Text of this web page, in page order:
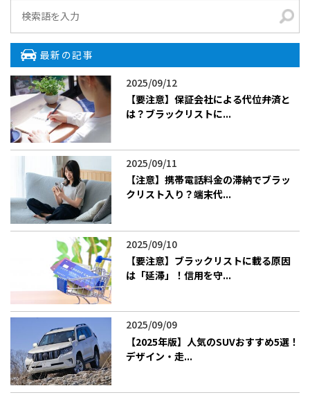
最新の記事
2025/09/12
【要注意】保証会社による代位弁済と
は？ブラックリストに...
2025/09/11
【注意】携帯電話料金の滞納でブラッ
クリスト入り？端末代...
2025/09/10
【要注意】ブラックリストに載る原因
は「延滞」！信用を守...
2025/09/09
【2025年版】人気のSUVおすすめ5選！
デザイン・走...